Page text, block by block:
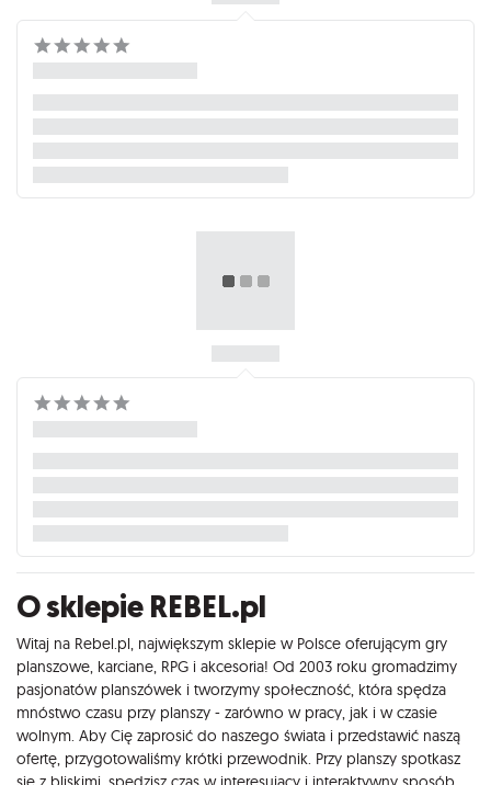
O sklepie REBEL.pl
Witaj na Rebel.pl, największym sklepie w Polsce oferującym gry
planszowe, karciane, RPG i akcesoria! Od 2003 roku gromadzimy
pasjonatów planszówek i tworzymy społeczność, która spędza
mnóstwo czasu przy planszy - zarówno w pracy, jak i w czasie
wolnym. Aby Cię zaprosić do naszego świata i przedstawić naszą
ofertę, przygotowaliśmy krótki przewodnik. Przy planszy spotkasz